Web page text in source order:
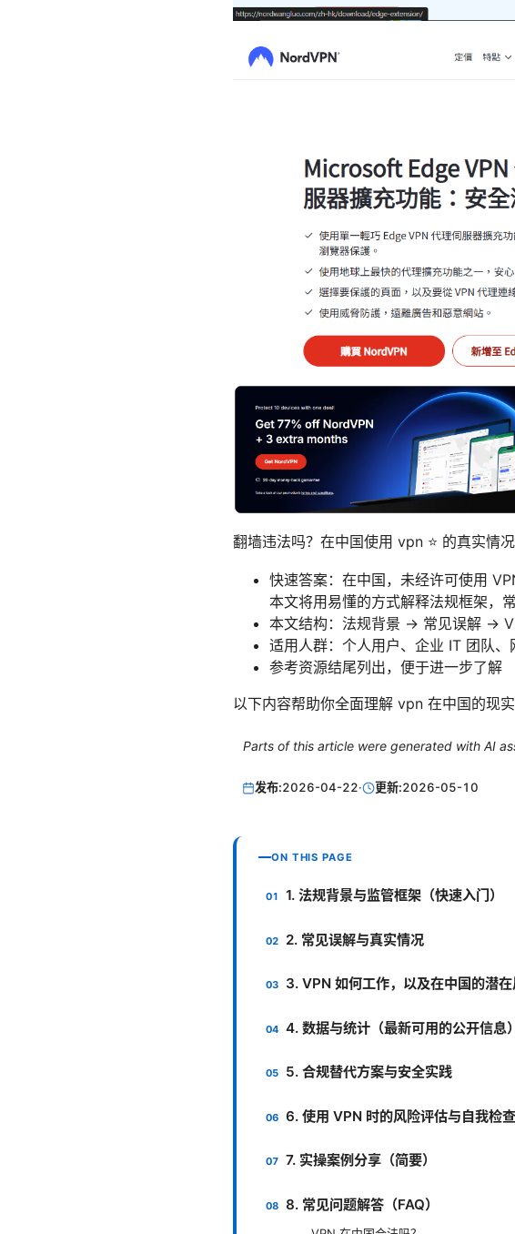
翻墙违法吗？在中国使用 vpn ⭐ 的真实情
快速答案：在中国，未经许可使用
本文将用易懂的方式解释法规框架，
本文结构：法规背景 → 常见误解 →
适用人群：个人用户、企业 IT 团队
参考资源结尾列出，便于进一步了解
以下内容帮助你全面理解 vpn 在中国的现
Parts of this article were generated with AI
发布:2026-04-22· 更新:2026-05-10
ON THIS PAGE
1. 法规背景与监管框架（快速入门）
2. 常见误解与真实情况
3. VPN 如何工作，以及在中国的潜
4. 数据与统计（最新可用的公开信息）
5. 合规替代方案与安全实践
6. 使用 VPN 时的风险评估与自我检
7. 实操案例分享（简要）
8. 常见问题解答（FAQ）